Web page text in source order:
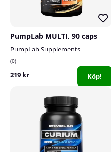
PumpLab MULTI, 90 caps
PumpLab Supplements
0
219 kr Köp!